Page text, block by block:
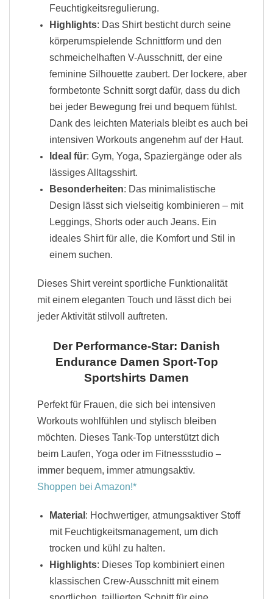
Feuchtigkeitsregulierung.
Highlights: Das Shirt besticht durch seine
körperumspielende Schnittform und den
schmeichelhaften V-Ausschnitt, der eine
feminine Silhouette zaubert. Der lockere, aber
formbetonte Schnitt sorgt dafür, dass du dich
bei jeder Bewegung frei und bequem fühlst.
Dank des leichten Materials bleibt es auch bei
intensiven Workouts angenehm auf der Haut.
Ideal für: Gym, Yoga, Spaziergänge oder als
lässiges Alltagsshirt.
Besonderheiten: Das minimalistische
Design lässt sich vielseitig kombinieren – mit
Leggings, Shorts oder auch Jeans. Ein
ideales Shirt für alle, die Komfort und Stil in
einem suchen.
Dieses Shirt vereint sportliche Funktionalität
mit einem eleganten Touch und lässt dich bei
jeder Aktivität stilvoll auftreten.
Der Performance-Star: Danish
Endurance Damen Sport-Top
Sportshirts Damen
Perfekt für Frauen, die sich bei intensiven
Workouts wohlfühlen und stylisch bleiben
möchten. Dieses Tank-Top unterstützt dich
beim Laufen, Yoga oder im Fitnessstudio –
immer bequem, immer atmungsaktiv.
Shoppen bei Amazon!
Material : Hochwertiger, atmungsaktiver Stoff
mit Feuchtigkeitsmanagement, um dich
trocken und kühl zu halten.
Highlights: Dieses Top kombiniert einen
klassischen Crew-Ausschnitt mit einem